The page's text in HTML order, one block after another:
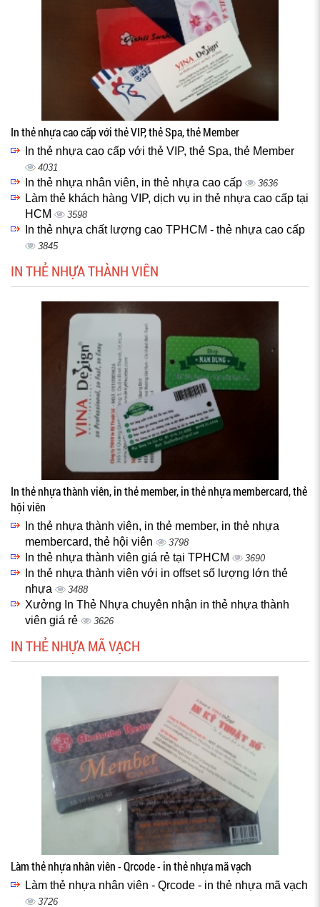
In thẻ nhựa cao cấp với thẻ VIP, thẻ Spa, thẻ Member
In thẻ nhựa cao cấp với thẻ VIP, thẻ Spa, thẻ Member
4031
In thẻ nhựa nhân viên, in thẻ nhựa cao cấp 3636
Làm thẻ khách hàng VIP, dịch vụ in thẻ nhựa cao cấp tại
HCM
3598
In thẻ nhựa chất lượng cao TPHCM - thẻ nhựa cao cấp
3845
IN THẺ NHỰA THÀNH VIÊN
In thẻ nhựa thành viên, in thẻ member, in thẻ nhựa membercard, thẻ
hội viên
In thẻ nhựa thành viên, in thẻ member, in thẻ nhựa
membercard, thẻ hội viên
3798
In thẻ nhựa thành viên giá rẻ tại TPHCM 3690
In thẻ nhựa thành viên với in offset số lượng lớn thẻ
nhựa
3488
Xưởng In Thẻ Nhựa chuyên nhận in thẻ nhựa thành
viên giá rẻ
3626
IN THẺ NHỰA MÃ VẠCH
Làm thẻ nhựa nhân viên - Qrcode - in thẻ nhựa mã vạch
Làm thẻ nhựa nhân viên - Qrcode - in thẻ nhựa mã vạch
3726